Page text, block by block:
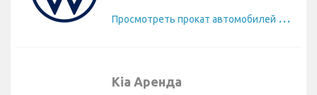
П
росмотреть прокат автомобилей Volkswagen
Kia Аренда